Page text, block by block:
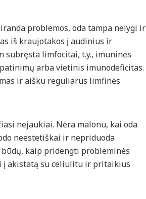
problemos, oda tampa nelygi ir
iš kraujotakos į audinius ir
limfocitai, t.y., imuninės
arba vietinis imunodeficitas.
ir aišku reguliarus limfinės
nejaukiai. Nėra malonu, kai oda
neestetiškai ir nepriduoda
kaip pridengti probleminės
į akistatą su celiulitu ir pritaikius